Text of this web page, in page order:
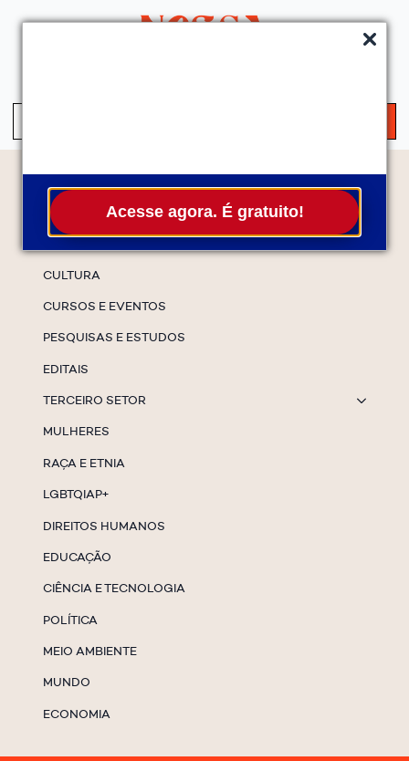
Acesse agora. É gratuito!
Temas
CULTURA
CURSOS E EVENTOS
PESQUISAS E ESTUDOS
EDITAIS
TERCEIRO SETOR
MULHERES
RAÇA E ETNIA
LGBTQIAP+
DIREITOS HUMANOS
EDUCAÇÃO
CIÊNCIA E TECNOLOGIA
POLÍTICA
MEIO AMBIENTE
MUNDO
ECONOMIA